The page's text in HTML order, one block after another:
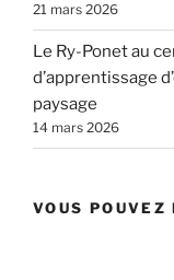
21 mars 2026
Le Ry-Ponet au
d’apprentissage
paysage
14 mars 2026
VOUS POUVEZ